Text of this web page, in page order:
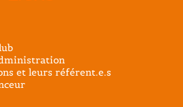
et leurs référent.e.s